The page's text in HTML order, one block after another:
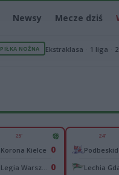
Newsy Mecze dziś
PIŁKA NOŻNA Ekstraklasa 1 liga
25'
Korona Kielce 0
0
24'
Lechia